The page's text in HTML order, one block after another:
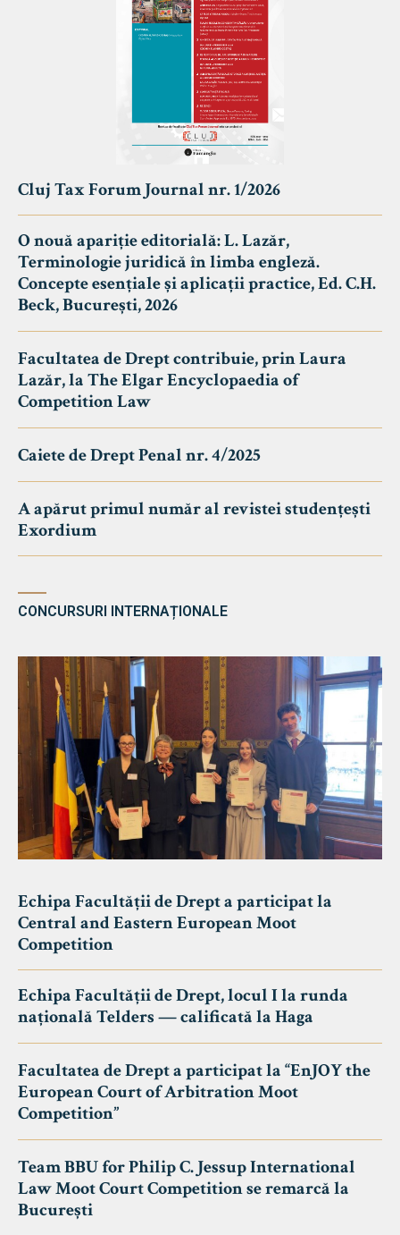
Cluj Tax Forum Journal nr. 1/2026
O nouă apariție editorială: L. Lazăr,
Terminologie juridică în limba engleză.
Concepte esențiale și aplicații practice, Ed. C.H.
Beck, București, 2026
Facultatea de Drept contribuie, prin Laura
Lazăr, la The Elgar Encyclopaedia of
Competition Law
Caiete de Drept Penal nr. 4/2025
A apărut primul număr al revistei studențești
Exordium
CONCURSURI INTERNAȚIONALE
Echipa Facultății de Drept a participat la
Central and Eastern European Moot
Competition
Echipa Facultății de Drept, locul I la runda
națională Telders — calificată la Haga
Facultatea de Drept a participat la “EnJOY the
European Court of Arbitration Moot
Competition”
Team BBU for Philip C. Jessup International
Law Moot Court Competition se remarcă la
București